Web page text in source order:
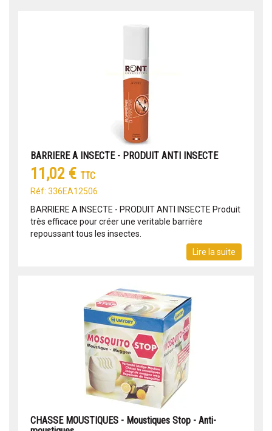
BARRIERE A INSECTE - PRODUIT ANTI INSECTE
11,02 € TTC
Réf: 336EA12506
BARRIERE A INSECTE - PRODUIT ANTI INSECTE Produit
très efficace pour créer une veritable barrière
repoussant tous les insectes.
Lire la suite
CHASSE MOUSTIQUES - Moustiques Stop - Anti-